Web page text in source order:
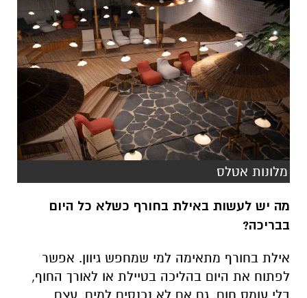
מלונות אטלס
מה יש לעשות באילת בחורף כשלא כל היום
בבריכה?
אילת בחורף מתאימה למי שמחפש גיוון. אפשר
לפתוח את היום בהליכה בטיילת או לאורך החוף,